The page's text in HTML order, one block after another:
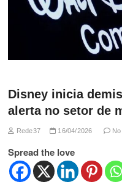
Disney inicia
alerta no setor de
Rede37 16/04/2026 No
Spread the love